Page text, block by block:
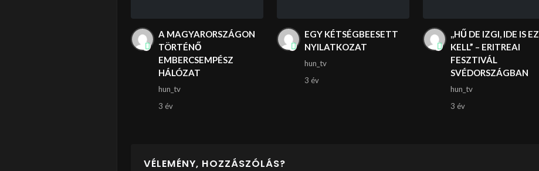
A MAGYARORSZÁGON
TÖRTÉNŐ
EMBERCSEMPÉSZ
HÁLÓZAT
hun_tv
3 év
EGY KÉTSÉGBEESETT
NYILATKOZAT
hun_tv
3 év
,,HŰ DE IZGI, IDE IS EZ
KELL” – ERITREAI
FESZTIVÁL
SVÉDORSZÁGBAN
hun_tv
3 év
VÉLEMÉNY, HOZZÁSZÓLÁS?